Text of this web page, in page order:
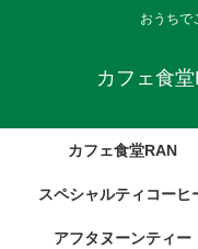
おうちで
カフェ食
カフェ食堂RAN
スペシャルティコーヒ
アフタヌーンティー